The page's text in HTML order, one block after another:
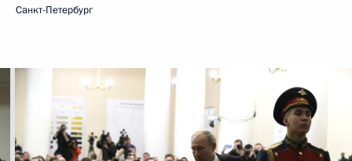
Санкт-Петербург